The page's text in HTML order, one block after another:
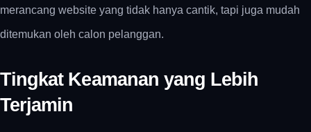
merancang website yang tidak hanya cantik, tapi juga mudah
ditemukan oleh calon pelanggan.
Tingkat Keamanan yang Lebih
Terjamin